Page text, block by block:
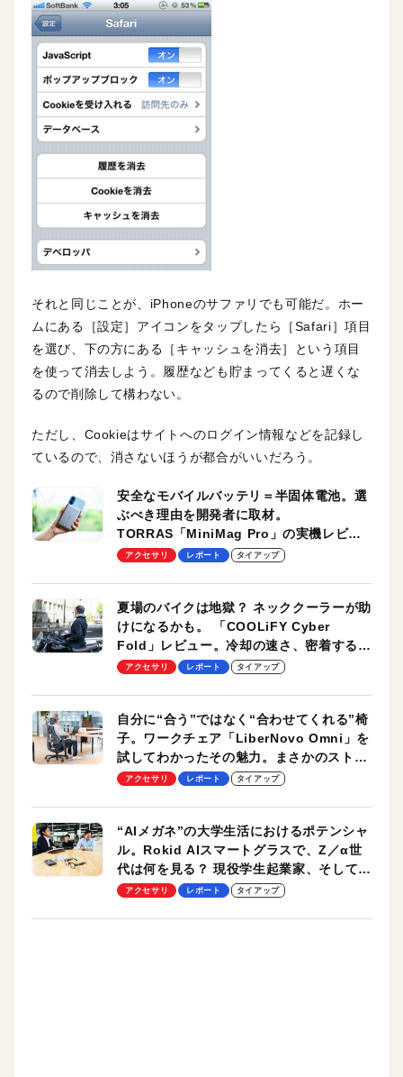
それと同じことが、iPhoneのサファリでも可能だ。ホー
ムにある［設定］アイコンをタップしたら［Safari］項目
を選び、下の方にある［キャッシュを消去］という項目
を使って消去しよう。履歴なども貯まってくると遅くな
るので削除して構わない。
ただし、Cookieはサイトへのログイン情報などを記録し
ているので、消さないほうが都合がいいだろう。
安全なモバイルバッテリ＝半固体電池。選
ぶべき理由を開発者に取材。
TORRAS「MiniMag Pro」の実機レビュ
ーも
アクセサリ レポート タイアップ
夏場のバイクは地獄？ ネッククーラーが助
けになるかも。 「COOLiFY Cyber
Fold」レビュー。冷却の速さ、密着する冷
却プレート、シンプルな操作性がグッド！
アクセサリ レポート タイアップ
自分に“合う”ではなく“合わせてくれる”椅
子。ワークチェア「LiberNovo Omni」を
試してわかったその魅力。まさかのストレ
ッチ機能も搭載
アクセサリ レポート タイアップ
“AIメガネ”の大学生活におけるポテンシャ
ル。Rokid AIスマートグラスで、Z／α世
代は何を見る？ 現役学生起業家、そして教
授による体験会レポート【PR】
アクセサリ レポート タイアップ